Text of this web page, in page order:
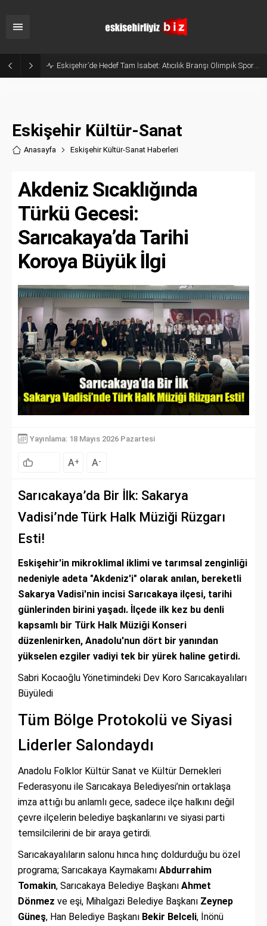
Eskişehir’de Hedef Tam İsabet: Atıcılık Branşı Olimpik Sporcular Yetiştiriyor
Eskişehir Kültür-Sanat
Anasayfa Eskişehir Kültür-Sanat Haberleri
Akdeniz Sıcaklığında
Türkü Gecesi:
Sarıcakaya’da Tarihi
Koroya Büyük İlgi
Yayınlama: 18 Mayıs 2026 Pazartesi
A+ A-
Sarıcakaya’da Bir İlk: Sakarya
Vadisi’nde Türk Halk Müziği Rüzgarı
Esti!
Eskişehir'in mikroklimal iklimi ve tarımsal zenginliği
nedeniyle adeta "Akdeniz'i" olarak anılan, bereketli
Sakarya Vadisi'nin incisi Sarıcakaya ilçesi, tarihi
günlerinden birini yaşadı. İlçede ilk kez bu denli
kapsamlı bir Türk Halk Müziği Konseri
düzenlenirken, Anadolu'nun dört bir yanından
yükselen ezgiler vadiyi tek bir yürek haline getirdi.
Sabri Kocaoğlu Yönetimindeki Dev Koro Sarıcakayalıları
Büyüledi
Tüm Bölge Protokolü ve Siyasi
Liderler Salondaydı
Anadolu Folklor Kültür Sanat ve Kültür Dernekleri
Federasyonu ile Sarıcakaya Belediyesi’nin ortaklaşa
imza attığı bu anlamlı gece, sadece ilçe halkını değil
çevre ilçelerin belediye başkanlarını ve siyasi parti
temsilcilerini de bir araya getirdi.
Sarıcakayalıların salonu hınca hınç doldurduğu bu özel
programa; Sarıcakaya Kaymakamı Abdurrahim
Tomakin, Sarıcakaya Belediye Başkanı Ahmet
Dönmez ve eşi, Mihalgazi Belediye Başkanı Zeynep
Güneş, Han Belediye Başkanı Bekir Belceli, İnönü